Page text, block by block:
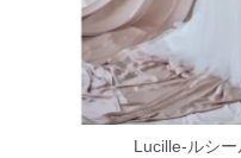
Lucille-ルシ